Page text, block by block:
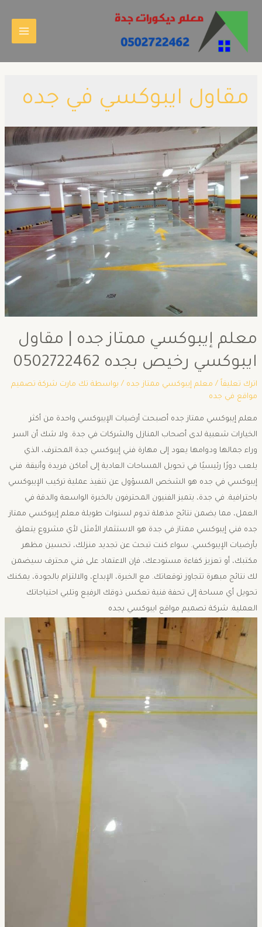
مقاول ايبوكسي في جده
معلم إيبوكسي ممتاز جده | مقاول
ايبوكسي رخيص بجده 0502722462
اترك تعليقاً / معلم إيبوكسي ممتاز جده / بواسطة تك مارت شركة تصميم
مواقع في جده
معلم إيبوكسي ممتاز جده أصبحت أرضيات الإيبوكسي واحدة من أكثر
الخيارات شعبية لدى أصحاب المنازل والشركات في جدة. ولا شك أن السر
وراء جمالها ودوامها يعود إلى مهارة فني إيبوكسي جدة المحترف، الذي
يلعب دورًا رئيسيًا في تحويل المساحات العادية إلى أماكن فريدة وأنيقة. فني
إيبوكسي في جده هو الشخص المسؤول عن تنفيذ عملية تركيب الإيبوكسي
باحترافية. في جدة، يتميز الفنيون المحترفون بالخبرة الواسعة والدقة في
العمل، مما يضمن نتائج مذهلة تدوم لسنوات طويلة معلم إيبوكسي ممتاز
جده فني إيبوكسي ممتاز في جدة هو الاستثمار الأمثل لأي مشروع يتعلق
بأرضيات الإيبوكسي. سواء كنت تبحث عن تجديد منزلك، تحسين مظهر
مكتبك، أو تعزيز كفاءة مستودعك، فإن الاعتماد على فني محترف سيضمن
لك نتائج مبهرة تتجاوز توقعاتك. مع الخبرة، الإبداع، والالتزام بالجودة، يمكنك
تحويل أي مساحة إلى تحفة فنية تعكس ذوقك الرفيع وتلبي احتياجاتك
العملية. شركة تصميم مواقع ايبوكسي بجده